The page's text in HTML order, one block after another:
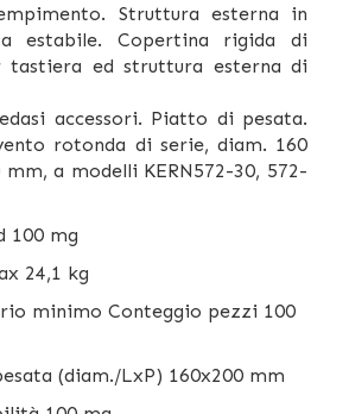
Struttura esterna in
estabile. Copertina rigida di
tastiera ed struttura esterna di
accessori. Piatto di pesata.
rotonda di serie, diam. 160
a modelli KERN572-30, 572-
100 mg
24,1 kg
minimo Conteggio pezzi 100
(diam./LxP) 160x200 mm